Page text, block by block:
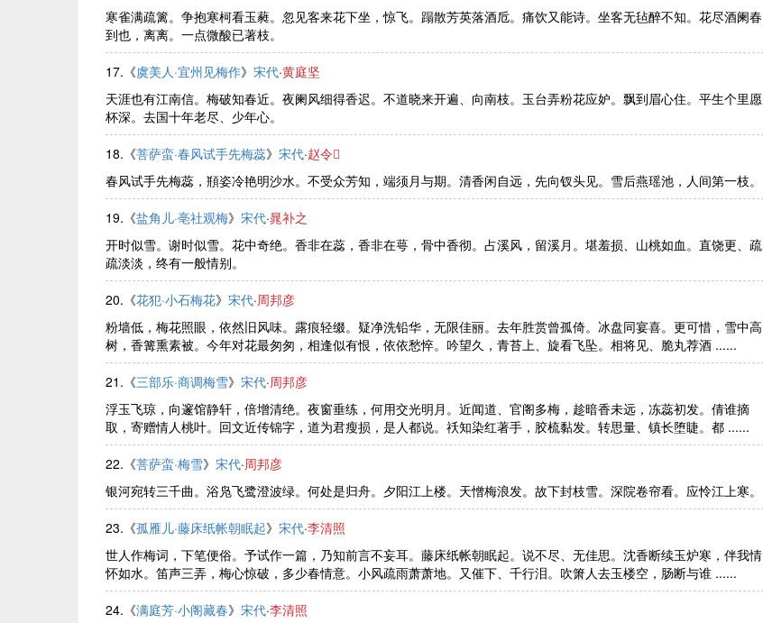
寒雀满疏篱。争抱寒柯看玉蕤。忽见客来花下坐，惊飞。蹋散芳英落酒卮。痛饮又能诗。坐客无毡醉不知。花尽酒阑春
到也，离离。一点微酸已著枝。
17.《虞美人·宜州见梅作》 宋代·黄庭坚
天涯也有江南信。梅破知春近。夜阑风细得香迟。不道晓来开遍、向南枝。玉台弄粉花应妒。飘到眉心住。平生个里愿
杯深。去国十年老尽、少年心。
18.《菩萨蛮·春风试手先梅蕊》 宋代·赵令
春风试手先梅蕊，頩姿冷艳明沙水。不受众芳知，端须月与期。清香闲自远，先向钗头见。雪后燕瑶池，人间第一枝。
19.《盐角儿·亳社观梅》 宋代·晁补之
开时似雪。谢时似雪。花中奇绝。香非在蕊，香非在萼，骨中香彻。占溪风，留溪月。堪羞损、山桃如血。直饶更、疏
疏淡淡，终有一般情别。
20.《花犯·小石梅花》 宋代·周邦彦
粉墙低，梅花照眼，依然旧风味。露痕轻缀。疑净洗铅华，无限佳丽。去年胜赏曾孤倚。冰盘同宴喜。更可惜，雪中高
树，香篝熏素被。今年对花最匆匆，相逢似有恨，依依愁悴。吟望久，青苔上、旋看飞坠。相将见、脆丸荐酒 ......
21.《三部乐·商调梅雪》 宋代·周邦彦
浮玉飞琼，向邃馆静轩，倍增清绝。夜窗垂练，何用交光明月。近闻道、官阁多梅，趁暗香未远，冻蕊初发。倩谁摘
取，寄赠情人桃叶。回文近传锦字，道为君瘦损，是人都说。祅知染红著手，胶梳黏发。转思量、镇长堕睫。都 ......
22.《菩萨蛮·梅雪》 宋代·周邦彦
银河宛转三千曲。浴凫飞鹭澄波绿。何处是归舟。夕阳江上楼。天憎梅浪发。故下封枝雪。深院卷帘看。应怜江上寒。
23.《孤雁儿·藤床纸帐朝眠起》 宋代·李清照
世人作梅词，下笔便俗。予试作一篇，乃知前言不妄耳。藤床纸帐朝眠起。说不尽、无佳思。沈香断续玉炉寒，伴我情
怀如水。笛声三弄，梅心惊破，多少春情意。小风疏雨萧萧地。又催下、千行泪。吹箫人去玉楼空，肠断与谁 ......
24.《满庭芳·小阁藏春》 宋代·李清照